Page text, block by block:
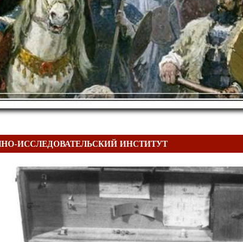
ИССЛЕДОВАТЕЛЬСКИЙ ИНСТИТУТ